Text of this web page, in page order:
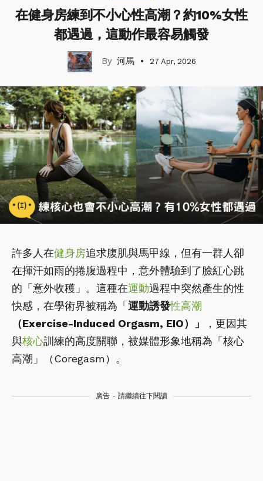
在健身房練到不小心性高潮？約10%女性
都遇過，這動作最容易觸發
河馬 27 Apr, 2026
許多人在健身房追求腹肌與馬甲線，但有一群人卻
在揮汗如雨的捲腹過程中，意外體驗到了臉紅心跳
的「意外收穫」。這種在運動過程中突然產生的性
快感，在學術界被稱為「 運動誘發性高潮
（Exercise-Induced Orgasm, EIO）」
，更因其
與核心訓練的高度關聯，被媒體形象地稱為「核心
高潮」（Coregasm）。
廣告 - 請繼續往下閱讀